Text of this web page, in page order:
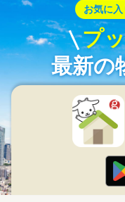
お気に入
プ
最新の